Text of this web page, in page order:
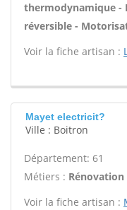
thermodynamique -
réversible -
Voir la fiche artisan :
Mayet electricit?
Ville : Boitron
Département: 61
Métiers :
Voir la fiche artisan :